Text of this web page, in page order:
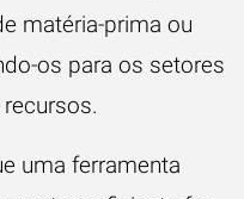
matéria-prima ou
os para os setores
uma ferramenta